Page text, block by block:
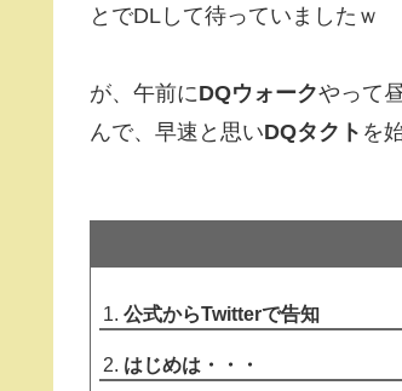
とでDLして待っていましたｗ
が、午前にDQウォークやって
んで、早速と思いDQタクト を
公式からTwitterで告知
はじめは・・・